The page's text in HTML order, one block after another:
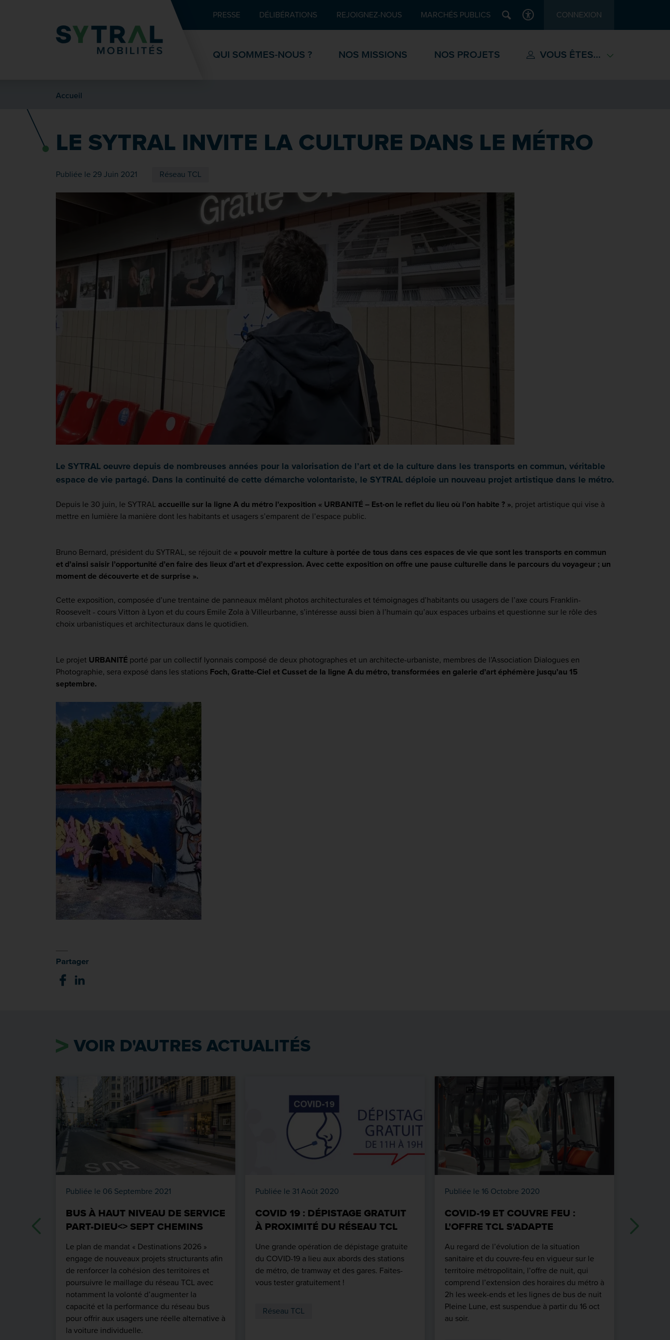
Recherche Pied de page
PRESSE DÉLIBÉRATIONS REJOIGNEZ-NOUS MARCHÉS PUBLICS Recherche
ACCESSIBILITÉCONNEXION
QUI SOMMES-NOUS ? NOS MISSIONS NOS PROJETS VOUS ÊTES...
Accueil
LE SYTRAL INVITE LA CULTURE DANS LE MÉTRO
Publiée le 29 Juin 2021 Réseau TCL
Le SYTRAL oeuvre depuis de nombreuses années pour la valorisation de l’art et de la culture dans les transports en commun, véritable
espace de vie partagé. Dans la continuité de cette démarche volontariste, le SYTRAL déploie un nouveau projet artistique dans le métro.
Depuis le 30 juin, le SYTRAL accueille sur la ligne A du métro l’exposition « URBANITÉ – Est-on le reflet du lieu où l’on habite ? », projet artistique qui vise à
mettre en lumière la manière dont les habitants et usagers s’emparent de l’espace public.
Bruno Bernard, président du SYTRAL, se réjouit de « pouvoir mettre la culture à portée de tous dans ces espaces de vie que sont les transports en commun
et d’ainsi saisir l’opportunité d’en faire des lieux d’art et d’expression. Avec cette exposition on offre une pause culturelle dans le parcours du voyageur ; un
moment de découverte et de surprise ».
Cette exposition, composée d’une trentaine de panneaux mêlant photos architecturales et témoignages d’habitants ou usagers de l’axe cours Franklin-
Roosevelt - cours Vitton à Lyon et du cours Emile Zola à Villeurbanne, s’intéresse aussi bien à l’humain qu’aux espaces urbains et questionne sur le rôle des
choix urbanistiques et architecturaux dans le quotidien.
Le projet URBANITÉ porté par un collectif lyonnais composé de deux photographes et un architecte-urbaniste, membres de l’Association Dialogues en
Photographie, sera exposé dans les stations Foch, Gratte-Ciel et Cusset de la ligne A du métro, transformées en galerie d’art éphémère jusqu’au 15
septembre.
Partager
VOIR D'AUTRES ACTUALITÉS
Publiée le 06 Septembre 2021
BUS À HAUT NIVEAU DE SERVICE
PART-DIEU<> SEPT CHEMINS
Le plan de mandat « Destinations 2026 »
engage de nouveaux projets structurants afin
de renforcer la cohésion des territoires et
poursuivre le maillage du réseau TCL avec
notamment la volonté d’augmenter la
capacité et la performance du réseau bus
pour offrir aux usagers une réelle alternative à
la voiture individuelle.
Publiée le 31 Août 2020
COVID 19 : DÉPISTAGE GRATUIT
À PROXIMITÉ DU RÉSEAU TCL
Une grande opération de dépistage gratuite
du COVID-19 a lieu aux abords des stations
de métro, de tramway et des gares. Faites-
vous tester gratuitement !
Réseau TCL
Publiée le 16 Octobre 2020
COVID-19 ET COUVRE FEU :
L'OFFRE TCL S'ADAPTE
Au regard de l’évolution de la situation
sanitaire et du couvre-feu en vigueur sur le
territoire métropolitain, l’offre de nuit, qui
comprend l’extension des horaires du métro à
2h les week-ends et les lignes de bus de nuit
Pleine Lune, est suspendue à partir du 16 oct
au soir.